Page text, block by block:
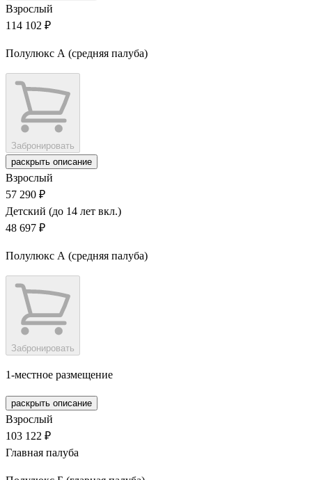
Взрослый
114 102 ₽
Полулюкс А (средняя палуба)
Забронировать
раскрыть описание
Взрослый
57 290 ₽
Детский (до 14 лет вкл.)
48 697 ₽
Полулюкс А (средняя палуба)
Забронировать
1-местное размещение
раскрыть описание
Взрослый
103 122 ₽
Главная палуба